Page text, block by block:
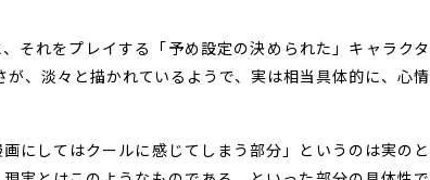
それをプレイする「予め設定の決められた」キャラクタ
、淡々と描かれているようで、実は相当具体的に、心情
にしてはクールに感じてしまう部分」というのは実のと